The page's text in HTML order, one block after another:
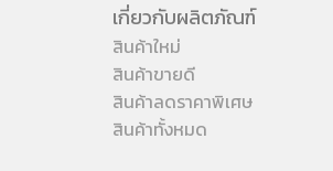
เกี่ยวกับผลิตภัณฑ์
สินค้าใหม่
สินค้าขายดี
สินค้าลดราคาพิเศษ
สินค้าทั้งหมด